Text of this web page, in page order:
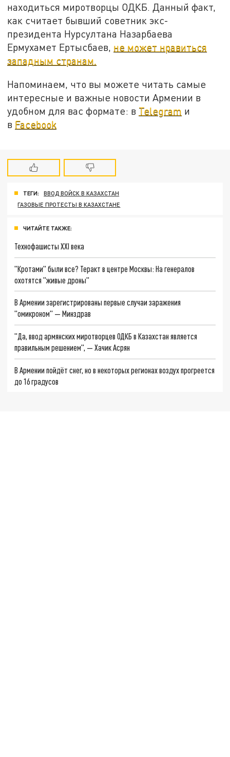
находиться миротворцы ОДКБ. Данный факт,
как считает бывший советник экс-
президента Нурсултана Назарбаева
Ермухамет Ертысбаев, не может нравиться
западным странам.
Напоминаем, что вы можете читать самые
интересные и важные новости Армении в
удобном для вас формате: в Telegram и
в Facebook
ТЕГИ:
ВВОД ВОЙСК В КАЗАХСТАН
ГАЗОВЫЕ ПРОТЕСТЫ В КАЗАХСТАНЕ
ЧИТАЙТЕ ТАКЖЕ:
Технофашисты XXI века
"Кротами" были все? Теракт в центре Москвы: На генералов
охотятся "живые дроны"
В Армении зарегистрированы первые случаи заражения
"омикроном" — Минздрав
"Да, ввод армянских миротворцев ОДКБ в Казахстан является
правильным решением", — Хачик Асрян
В Армении пойдёт снег, но в некоторых регионах воздух прогреется
до 16 градусов